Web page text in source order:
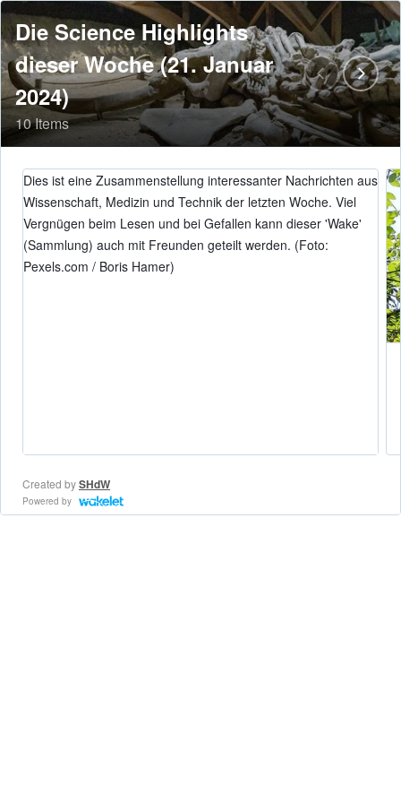
Die Science Highlights
dieser Woche (21. Januar
2024)
10 Items
Dies ist eine Zusammenstellung interessanter Nachrichten aus
Wissenschaft, Medizin und Technik der letzten Woche. Viel
Vergnügen beim Lesen und bei Gefallen kann dieser 'Wake'
(Sammlung) auch mit Freunden geteilt werden. (Foto:
Pexels.com / Boris Hamer)
Created bySHdW
Powered by